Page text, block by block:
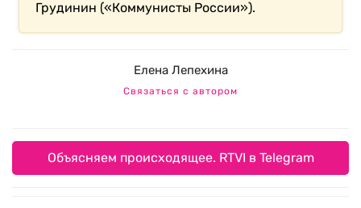
Грудинин («Коммунисты России»).
Елена Лепехина
Связаться с автором
Объясняем происходящее. RTVI в Telegram